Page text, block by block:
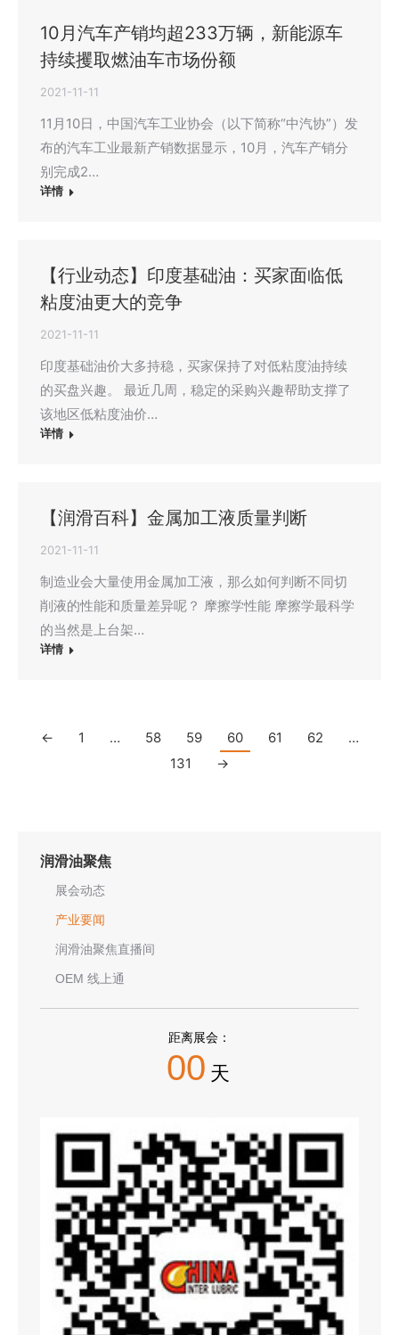
10月汽车产销均超233万辆，新能源车
持续攫取燃油车市场份额
2021-11-11
11月10日，中国汽车工业协会（以下简称“中汽协”）发
布的汽车工业最新产销数据显示，10月，汽车产销分
别完成2…
详情
【行业动态】印度基础油：买家面临低
粘度油更大的竞争
2021-11-11
印度基础油价大多持稳，买家保持了对低粘度油持续
的买盘兴趣。 最近几周，稳定的采购兴趣帮助支撑了
该地区低粘度油价…
详情
【润滑百科】金属加工液质量判断
2021-11-11
制造业会大量使用金属加工液，那么如何判断不同切
削液的性能和质量差异呢？ 摩擦学性能 摩擦学最科学
的当然是上台架…
详情
← 1 … 58 59 60 61 62
…
131
→
润滑油聚焦
展会动态
产业要闻
润滑油聚焦直播间
OEM 线上通
距离展会：
00 天